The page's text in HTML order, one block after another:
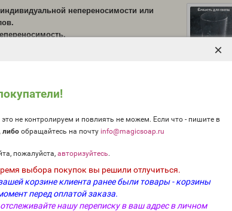
не контролируем и повлиять не можем. Если что - пишите в
либо обращайтесь на почту info@magicsoap.ru
пожалуйста, авторизуйтесь.
выбора покупок вы решили отлучиться.
корзине клиента ранее были товары - корзины
перед оплатой заказа.
нашу переписку в ваш адрес в личном
×
непереносимости или